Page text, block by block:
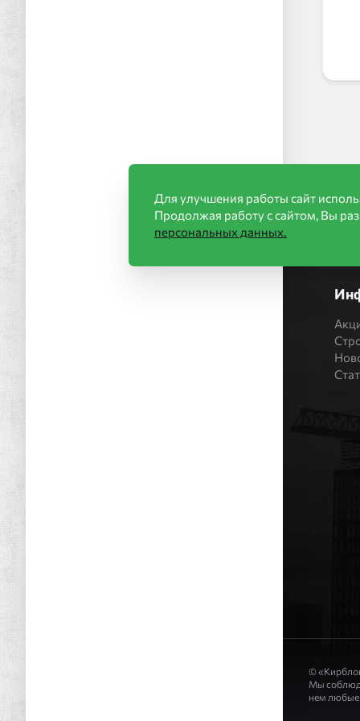
©
Мы
нем любые
Для улучшения работы сайт
Продолжая работу с сайтом, Вы
персональных данных.